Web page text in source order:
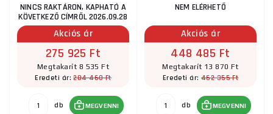
NINCS RAKTÁRON, KAPHATÓ A
KÖVETKEZŐ CÍMRŐL 2026.09.28
Akciós ár
275 925 Ft
Megtakarít 8 535 Ft
Eredeti ár:284 460 Ft
db MEGVENNI
NEM ELÉRHETŐ
Akciós ár
448 485 Ft
Megtakarít 13 870 Ft
Eredeti ár: 462 355 Ft
db MEGVENNI